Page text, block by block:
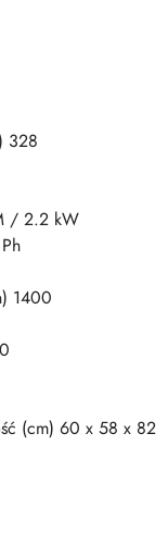
328
/ 2.2 kW
1400
(cm) 60 x 58 x 82